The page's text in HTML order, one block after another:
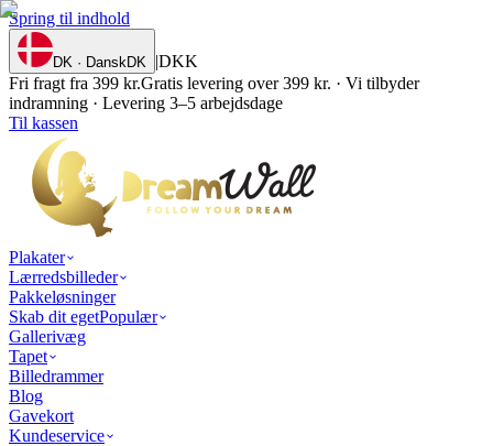
Spring til indhold
DK · DanskDK |DKK
Fri fragt fra 399 kr.Gratis levering over 399 kr. · Vi tilbyder
indramning · Levering 3–5 arbejdsdage
Til kassen
Plakater
Lærredsbilleder
Pakkeløsninger
Skab dit egetPopulær
Gallerivæg
Tapet
Billedrammer
Blog
Gavekort
Kundeservice